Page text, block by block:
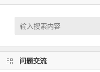
问题交流